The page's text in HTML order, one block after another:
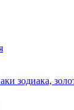
зодиака,